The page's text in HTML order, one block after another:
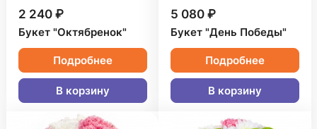
2 240 ₽
Букет "Октябренок"
Подробнее
В корзину
5 080 ₽
Букет "День Победы"
Подробнее
В корзину